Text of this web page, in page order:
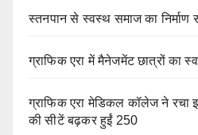
स्तनपान से स्वस्थ समाज का निर्माण
ग्राफिक एरा में मैनेजमेंट छात्रों का
ग्राफिक एरा मेडिकल कॉलेज ने रचा
की सीटें बढ़कर हुईं 250